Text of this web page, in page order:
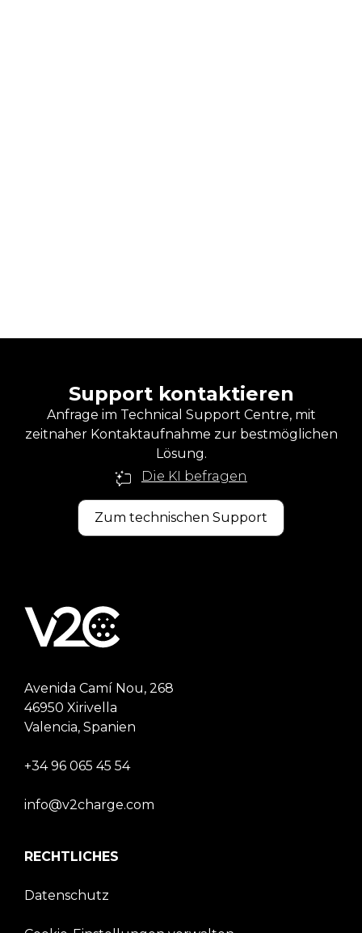
Support kontaktieren
Anfrage im Technical Support Centre, mit
zeitnaher Kontaktaufnahme zur bestmöglichen
Lösung.
Die KI befragen
Zum technischen Support
Avenida Camí Nou, 268
46950 Xirivella
Valencia, Spanien
+34 96 065 45 54
info@v2charge.com
RECHTLICHES
Datenschutz